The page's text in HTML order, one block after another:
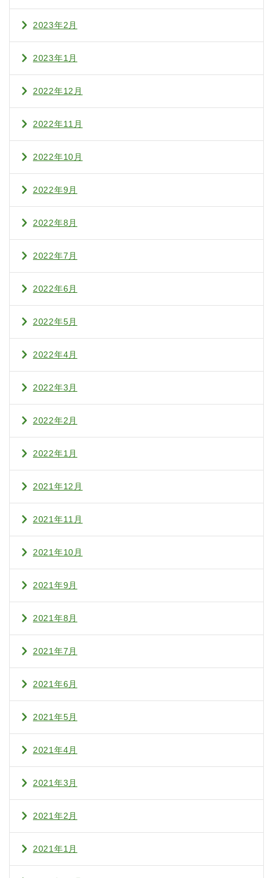
2023年2月
2023年1月
2022年12月
2022年11月
2022年10月
2022年9月
2022年8月
2022年7月
2022年6月
2022年5月
2022年4月
2022年3月
2022年2月
2022年1月
2021年12月
2021年11月
2021年10月
2021年9月
2021年8月
2021年7月
2021年6月
2021年5月
2021年4月
2021年3月
2021年2月
2021年1月